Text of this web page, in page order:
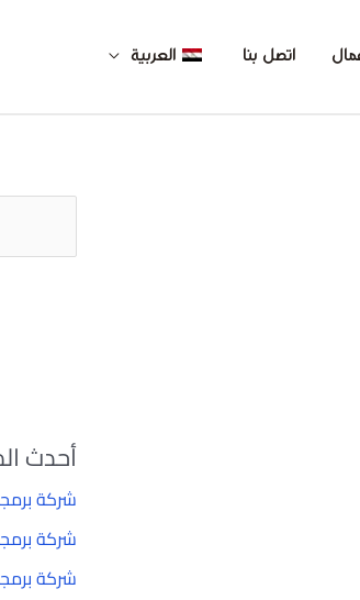
اتصل بنا العربية
أحدث
شركة
شركة
شركة